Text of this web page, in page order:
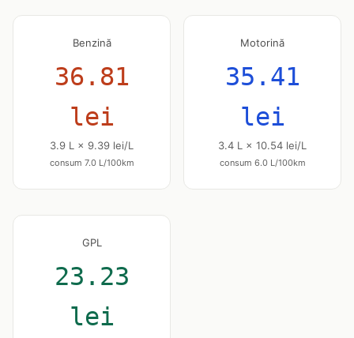
Benzină
36.81
lei
3.9 L × 9.39 lei/L
consum 7.0 L/100km
Motorină
35.41
lei
3.4 L × 10.54 lei/L
consum 6.0 L/100km
GPL
23.23
lei